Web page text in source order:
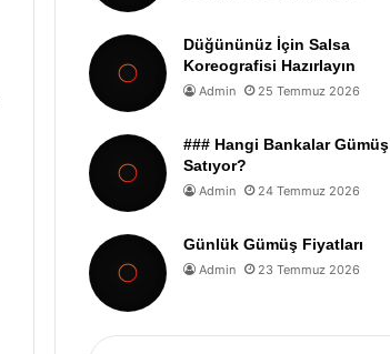
Düğününüz İçin Salsa
Koreografisi Hazırlayın
Admin 25 Temmuz 2026
### Hangi Bankalar Gümüş
Satıyor?
Admin 24 Temmuz 2026
Günlük Gümüş Fiyatları
Admin 23 Temmuz 2026